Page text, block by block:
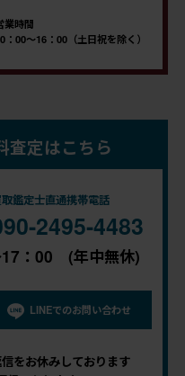
業時間
：00～16：00（土日祝を除く）
査定はこちら
取鑑定士直通携帯電話
2495-4483
：00 (年中無休)
LINEでのお問い合わせ
をお休みしております